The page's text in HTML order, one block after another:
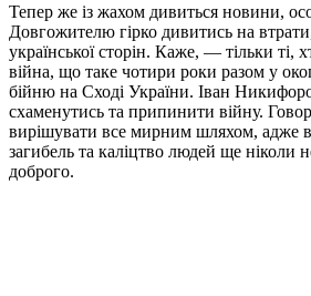
Тепер же із жахом дивиться новини,
Довгожителю гірко дивитись на втрати,
української сторін. Каже, — тільки ті,
війна, що таке чотири роки разом у
бійню на Сході України. Іван
схаменутись та припинити війну.
вирішувати все мирним шляхом, адже
загибель та каліцтво людей ще ніколи
доброго.